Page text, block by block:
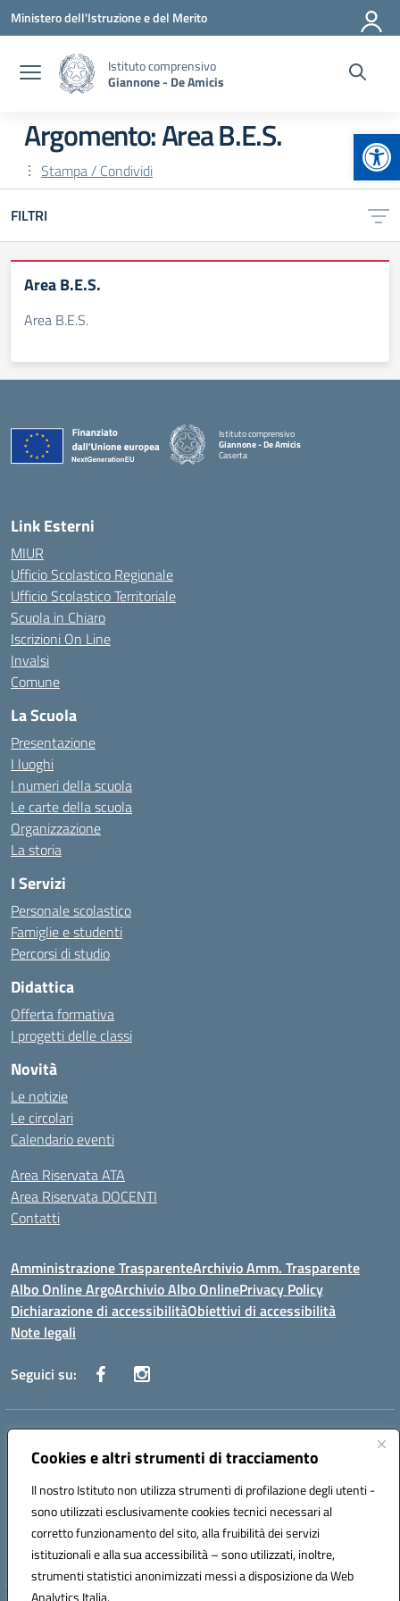
Cookies e altri strumenti di tracciamento
Il nostro Istituto non utilizza strumenti di profilazione degli utenti -
sono utilizzati esclusivamente cookies tecnici necessari al
corretto funzionamento del sito, alla fruibilità dei servizi
istituzionali e alla sua accessibilità – sono utilizzati, inoltre,
strumenti statistici anonimizzati messi a disposizione da Web
Analytics Italia.
Vai ai contenuti
Vai al menu di navigazione
Vai al footer
Ministero dell'Istruzione e del Merito
Istituto comprensivo
Giannone - De Amicis
Argomento: Area B.E.S.
Stampa / Condividi
FILTRI
Area B.E.S.
Area B.E.S.
Istituto comprensivo
Giannone - De Amicis
Caserta
Link Esterni
MIUR
Ufficio Scolastico Regionale
Ufficio Scolastico Territoriale
Scuola in Chiaro
Iscrizioni On Line
Invalsi
Comune
La Scuola
Presentazione
I luoghi
I numeri della scuola
Le carte della scuola
Organizzazione
La storia
I Servizi
Personale scolastico
Famiglie e studenti
Percorsi di studio
Didattica
Offerta formativa
I progetti delle classi
Novità
Le notizie
Le circolari
Calendario eventi
Area Riservata ATA
Area Riservata DOCENTI
Contatti
Amministrazione TrasparenteArchivio Amm. Trasparente
Albo Online ArgoArchivio Albo OnlinePrivacy Policy
Dichiarazione di accessibilitàObiettivi di accessibilità
Note legali
Seguici su:
Indirizzo:
Centralino:0823 742191 Email:CEIC8BC00Q@istruzione.it
Codice fiscale: 93117040613
Codice meccanografico:
CEIC8BC00Q
Codice Indice delle Pubbliche Amministrazioni (IPA): icpgd